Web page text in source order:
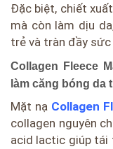
Đặc biệt, chiết
mà còn làm dịu
trẻ và tràn đầy sức
Collagen Fleece
làm căng bóng da
Mặt nạ Collagen
collagen nguyên
acid lactic giúp tái